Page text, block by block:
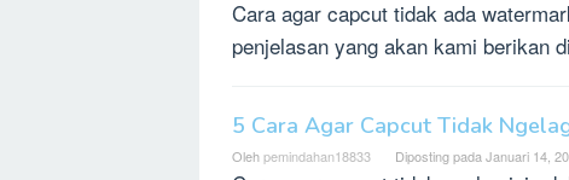
Cara agar capcut tidak ada
penjelasan yang akan kami berikan
5 Cara Agar Capcut Tidak
Olehpemindahan18833 Diposting pada Januari 14,